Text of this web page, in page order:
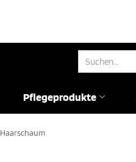
Suchen
Pflegeprodukte
Haarschaum